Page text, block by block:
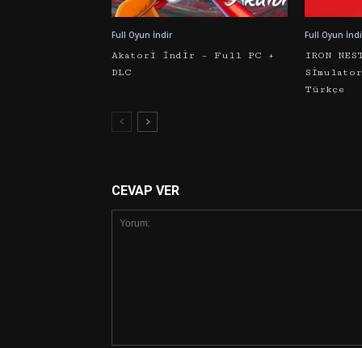
Full Oyun İndir
Akatori İndir – Full PC +
DLC
Full Oyun
IRON
Türkçe
CEVAP VER